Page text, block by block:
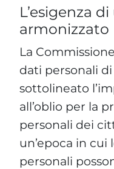
L’esigenza
armonizzato
La
dati personali
sottolineato
all’oblio per la
personali dei
un’epoca in
personali